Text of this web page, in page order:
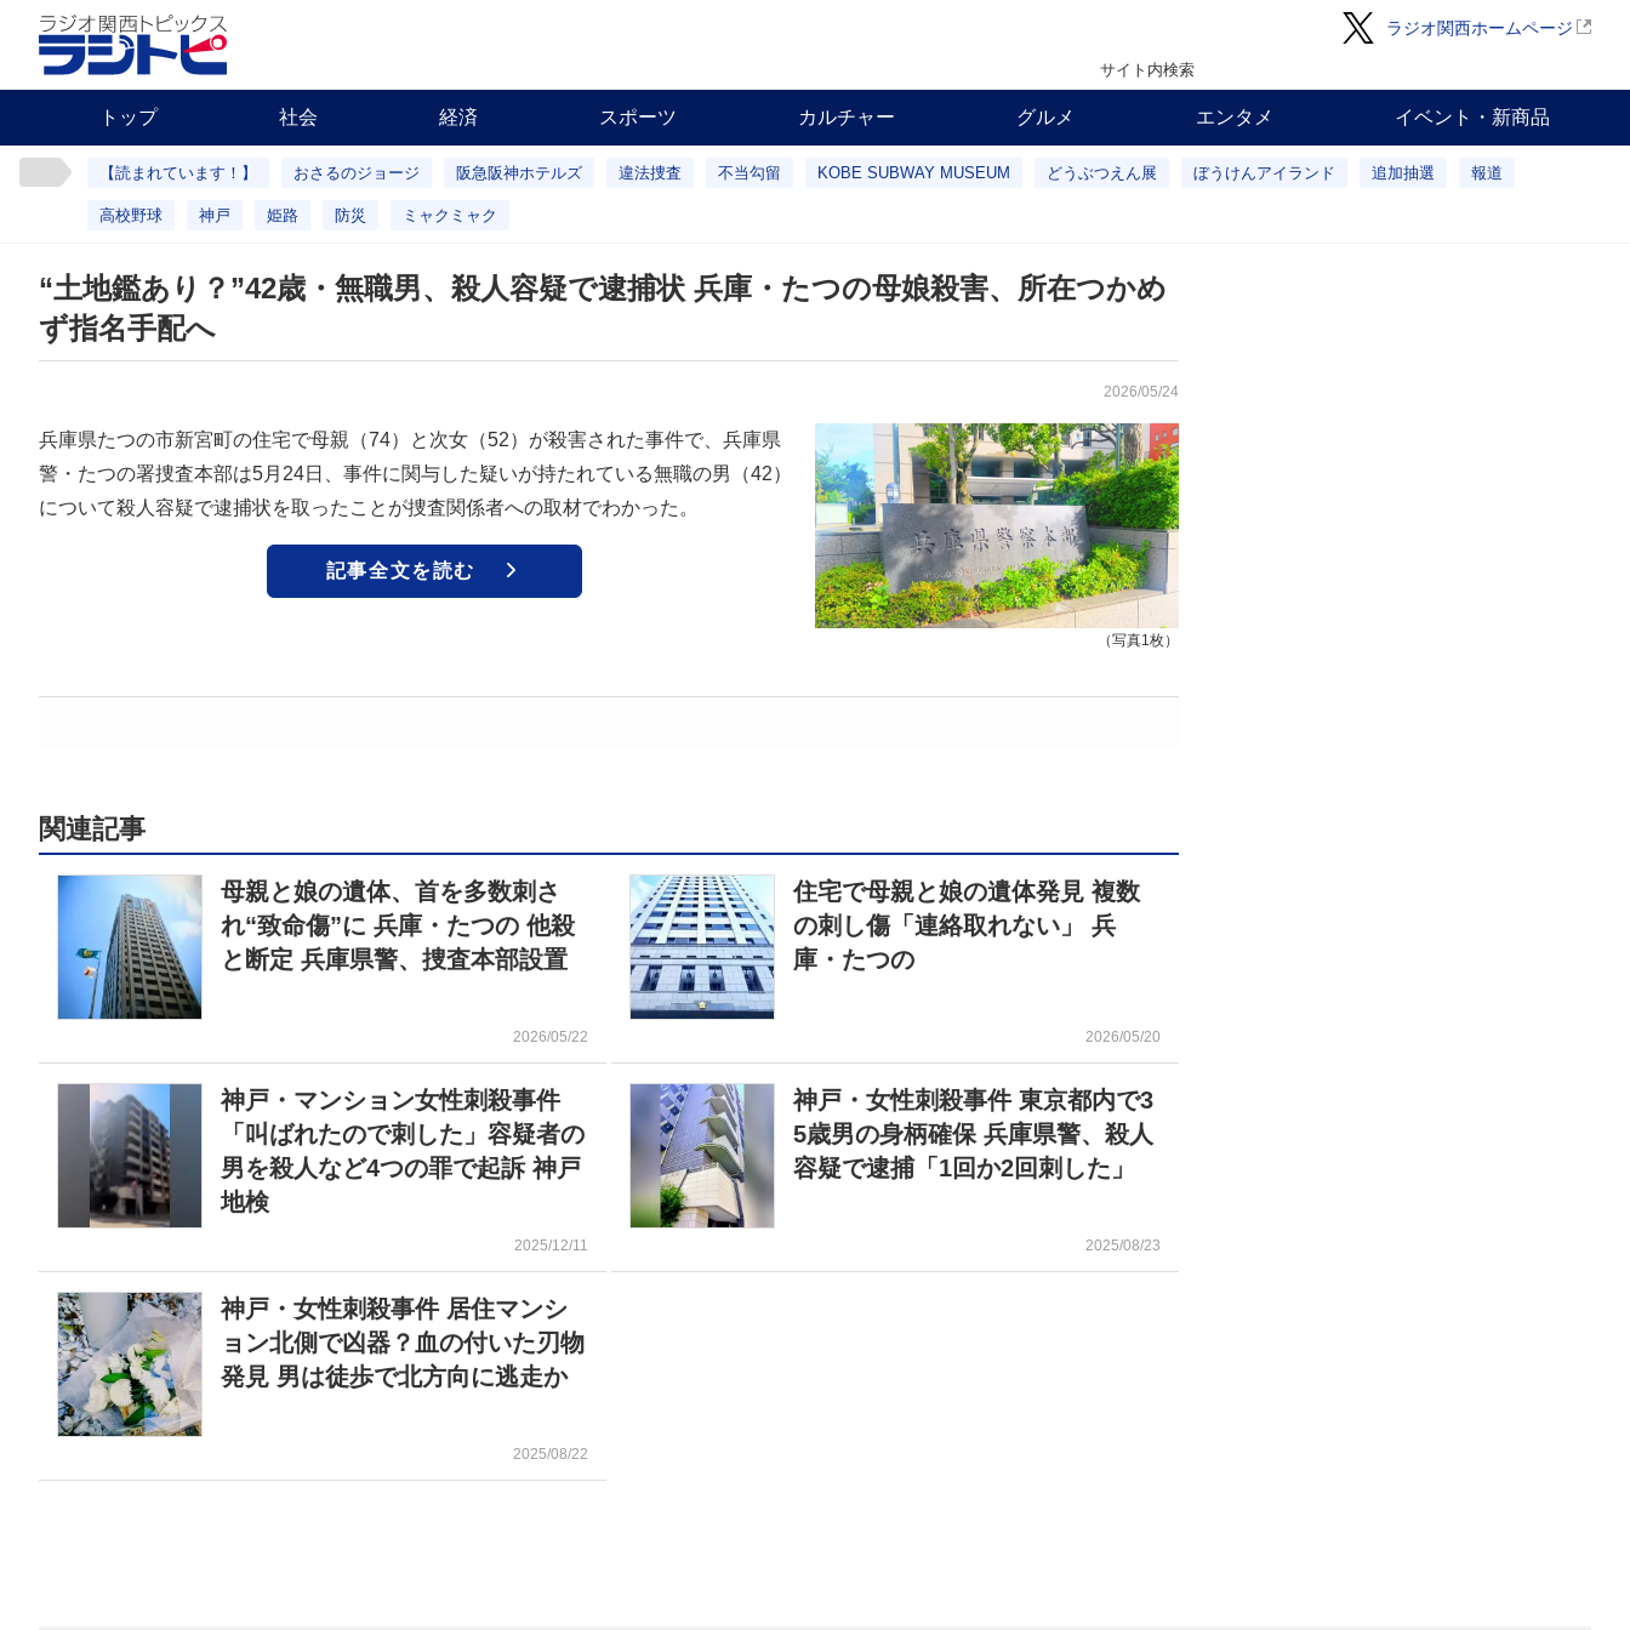
ラジオ関西ホームページ
サイト内検索
トップ 社会 経済 スポーツ カルチャー グルメ エンタメ イベント・新商品
【読まれています！】 おさるのジョージ 阪急阪神ホテルズ 違法捜査 不当勾留 KOBE SUBWAY MUSEUM どうぶつえん展 ぼうけんアイランド 追加抽選 報道
高校野球 神戸 姫路 防災 ミャクミャク
“土地鑑あり？”42歳・無職男、殺人容疑で逮捕状 兵庫・たつの母娘殺害、所在つかめ
ず指名手配へ
2026/05/24
（写真1枚）
兵庫県たつの市新宮町の住宅で母親（74）と次女（52）が殺害された事件で、兵庫県
警・たつの署捜査本部は5月24日、事件に関与した疑いが持たれている無職の男（42）
について殺人容疑で逮捕状を取ったことが捜査関係者への取材でわかった。
記事全文を読む
関連記事
母親と娘の遺体、首を多数刺さ
れ“致命傷”に 兵庫・たつの 他殺
と断定 兵庫県警、捜査本部設置
2026/05/22
住宅で母親と娘の遺体発見 複数
の刺し傷「連絡取れない」 兵
庫・たつの
2026/05/20
神戸・マンション女性刺殺事件
「叫ばれたので刺した」容疑者の
男を殺人など4つの罪で起訴 神戸
地検
2025/12/11
神戸・女性刺殺事件 東京都内で3
5歳男の身柄確保 兵庫県警、殺人
容疑で逮捕「1回か2回刺した」
2025/08/23
神戸・女性刺殺事件 居住マンシ
ョン北側で凶器？血の付いた刃物
発見 男は徒歩で北方向に逃走か
2025/08/22